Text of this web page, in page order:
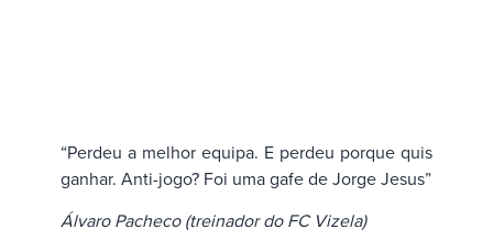
“Perdeu a melhor equipa. E perdeu porque quis
ganhar. Anti-jogo? Foi uma gafe de Jorge Jesus”
Álvaro Pacheco (treinador do FC Vizela)